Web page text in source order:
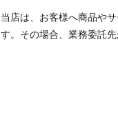
当店は、お客様へ商品や
す。その場合、業務委託